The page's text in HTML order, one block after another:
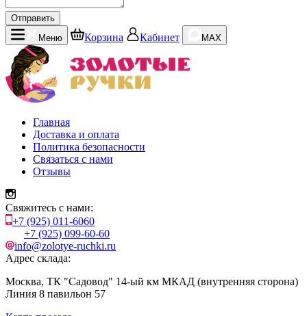
Отправить
Меню
Корзина Кабинет MAX
Главная
Доставка и оплата
Политика безопасности
Связаться с нами
Отзывы
Свяжитесь с нами:
+7 (925) 011-6060
+7 (925) 099-60-60
info@zolotye-ruchki.ru
Адрес склада:
Москва, ТК "Садовод" 14-ый км МКАД (внутренняя сторона)
Линия 8 павильон 57